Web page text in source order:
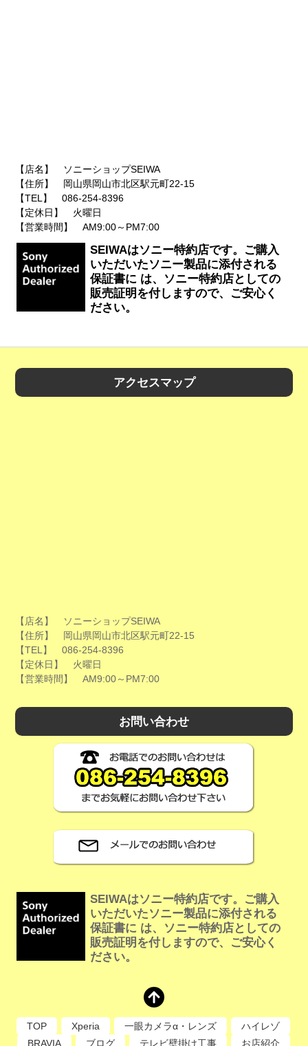
【店名】 ソニーショップSEIWA
【住所】 岡山県岡山市北区駅元町22-15
【TEL】 086-254-8396
【定休日】 火曜日
【営業時間】 AM9:00～PM7:00
SEIWAはソニー特約店です。ご購入
いただいたソニー製品に添付される
保証書に は、ソニー特約店としての
販売証明を付しますので、ご安心く
ださい。
アクセスマップ
【店名】 ソニーショップSEIWA
【住所】 岡山県岡山市北区駅元町22-15
【TEL】 086-254-8396
【定休日】 火曜日
【営業時間】 AM9:00～PM7:00
お問い合わせ
SEIWAはソニー特約店です。ご購入
いただいたソニー製品に添付される
保証書に は、ソニー特約店としての
販売証明を付しますので、ご安心く
ださい。
TOP Xperia 一眼カメラα・レンズ
ハイレゾ
BRAVIA
ブログ テレビ壁掛け工事 お店紹介